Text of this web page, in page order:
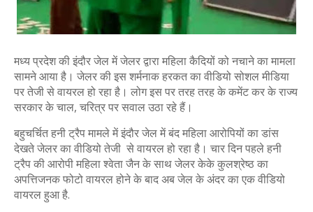
मध्य प्रदेश की इंदौर जेल में जेलर द्वारा महिला कैदियों को नचाने का मामला
सामने आया है। जेलर की इस शर्मनाक हरकत का वीडियो सोशल मीडिया
पर तेजी से वायरल हो रहा है। लोग इस पर तरह तरह के कमेंट कर के राज्‍य
सरकार के चाल, चरित्र पर सवाल उठा रहे हैं।
बहुचर्चित हनी ट्रैप मामले में इंदौर जेल में बंद महिला आरोपियों का डांस
देखते जेलर का वीडियो तेजी से वायरल हो रहा है। चार दिन पहले हनी
ट्रैप की आरोपी महिला श्वेता जैन के साथ जेलर केके कुलश्रेष्ठ का
अपत्तिजनक फोटो वायरल होने के बाद अब जेल के अंदर का एक वीडियो
वायरल हुआ है.